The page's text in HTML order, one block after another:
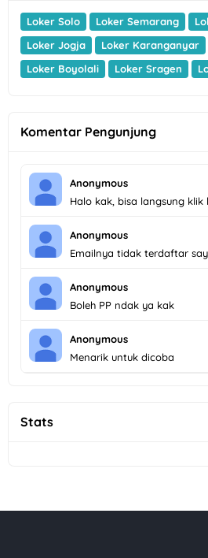
Loker Solo Loker Semarang
Loker Jogja
Loker Karanganyar
Loker Boyolali
Loker Sragen
Komentar Pengunjung
Anonymous
Halo kak, bisa langsung klik
Anonymous
Emailnya tidak terdaftar
Anonymous
Boleh PP ndak ya kak
Anonymous
Menarik untuk dicoba
Stats